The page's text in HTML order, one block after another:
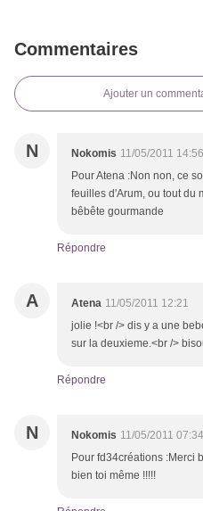
Commentaires
Ajouter un
N Nokomis 11/05/2011 14:56
Pour Atena :Non non, ce
feuilles d'Arum, ou tout du
bêbête gourmande
Répondre
A Atena 11/05/2011 12:21
jolie !<br /> dis y a une
sur la deuxieme.<br />
Répondre
N Nokomis 11/05/2011 07:34
Pour fd34créations :Merci
bien toi même !!!!!